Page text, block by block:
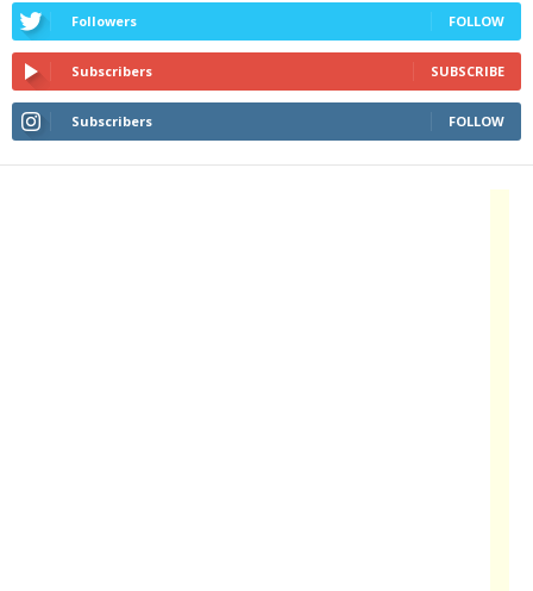
Followers FOLLOW
Subscribers SUBSCRIBE
Subscribers FOLLOW